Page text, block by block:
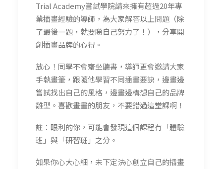
Trial Academy嘗試學院請來擁有超過20年專
業插畫經驗的導師，為大家解答以上問題（除
了最後一題，就要睇自己努力了！），分享開
創插畫品牌的心得。
放心！同學不會齋坐聽書，導師更會邀請大家
手執畫筆，跟隨他學習不同插畫要訣，邊畫邊
嘗試找出自己的風格，邊畫邊構想自己的品牌
雛型。喜歡畫畫的朋友，不要錯過這堂課啊！
註：眼利的你，可能會發現這個課程有「體驗
班」與「研習班」之分。
如果你心大心細，未下定決心創立自己的插畫